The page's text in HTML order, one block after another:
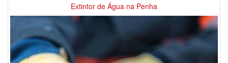
Extintor de Água na Penha